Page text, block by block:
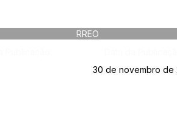
RREO
30 de novembro de